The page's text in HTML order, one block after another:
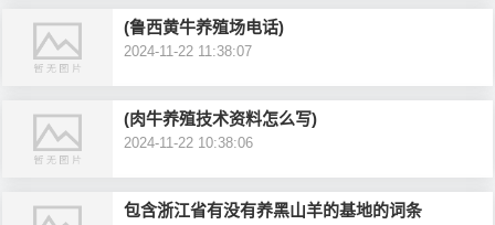
(鲁西黄牛养殖场电话)
2024-11-22 11:38:07
(肉牛养殖技术资料怎么写)
2024-11-22 10:38:06
包含浙江省有没有养黑山羊的基地的词条